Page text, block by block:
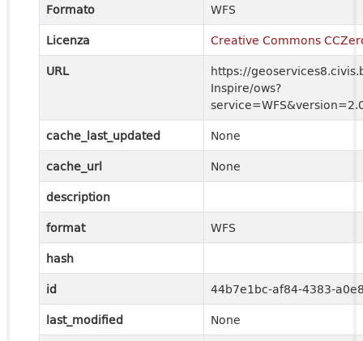
Formato
WFS
Licenza
Creative Commons
URL
https://
Inspire/ows?
cache_last_updated
None
cache_url
None
description
format
WFS
hash
id
44b7e1bc-af84-4383-
last_modified
None